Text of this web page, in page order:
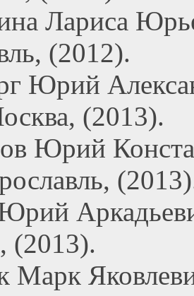
Лариса
(2012).
Юрий
(2013).
Юрий
(2013).
Марк